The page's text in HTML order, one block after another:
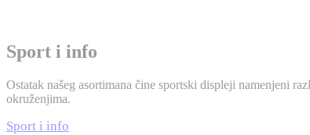
Sport i info
Ostatak našeg asortimana čine sportski displeji namenjeni
okruženjima.
Sport i info